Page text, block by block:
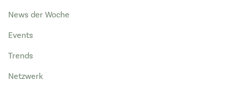
News der Woche
Events
Trends
Netzwerk